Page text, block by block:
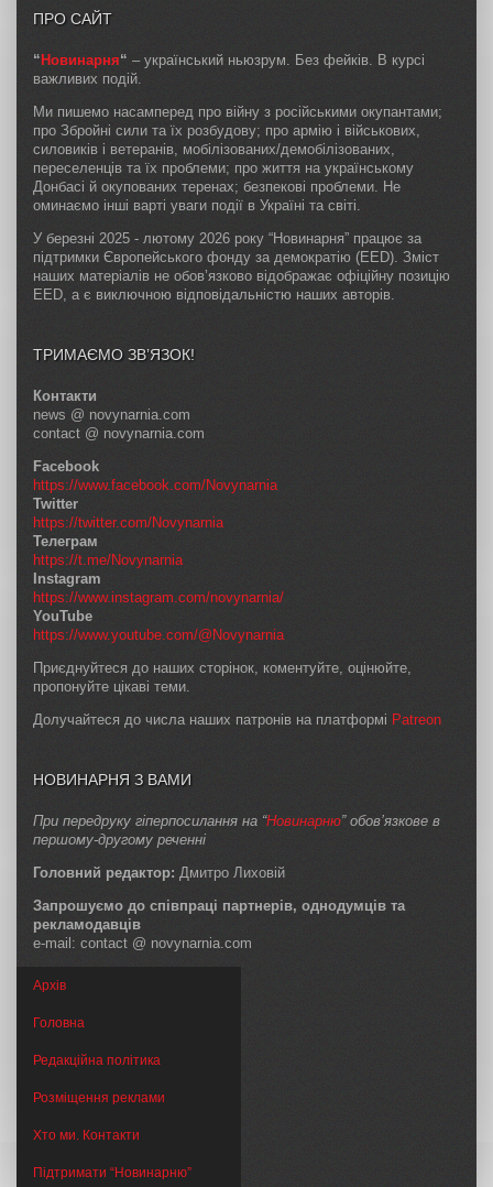
ПРО САЙТ
“ Новинарня“ – український ньюзрум. Без фейків. В курсі
важливих подій.
Ми пишемо насамперед про війну з російськими окупантами;
про Збройні сили та їх розбудову; про армію і військових,
силовиків і ветеранів, мобілізованих/демобілізованих,
переселенців та їх проблеми; про життя на українському
Донбасі й окупованих теренах; безпекові проблеми. Не
оминаємо інші варті уваги події в Україні та світі.
У березні 2025 - лютому 2026 року “Новинарня” працює за
підтримки Європейського фонду за демократію (EED). Зміст
наших матеріалів не обов’язково відображає офіційну позицію
EED, а є виключною відповідальністю наших авторів.
ТРИМАЄМО ЗВ’ЯЗОК!
Контакти
news @ novynarnia.com
contact @ novynarnia.com
Facebook
https://www.facebook.com/Novynarnia
Twitter
https://twitter.com/Novynarnia
Телеграм
https://t.me/Novynarnia
Instagram
https://www.instagram.com/novynarnia/
YouTube
https://www.youtube.com/@Novynarnia
Приєднуйтеся до наших сторінок, коментуйте, оцінюйте,
пропонуйте цікаві теми.
Долучайтеся до числа наших патронів на платформі Patreon
НОВИНАРНЯ З ВАМИ
При передруку гіперпосилання на “Новинарню” обов’язкове в
першому-другому реченні
Головний редактор: Дмитро Лиховій
Запрошуємо до співпраці партнерів, однодумців та
рекламодавців
e-mail: contact @ novynarnia.com
Архів
Головна
Редакційна політика
Розміщення реклами
Хто ми. Контакти
Підтримати “Новинарню”